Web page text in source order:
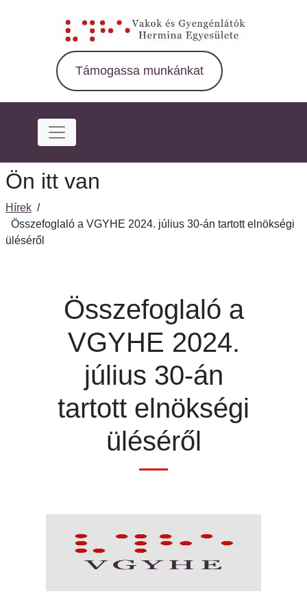
Támogassa munkánkat
Ön itt van
Hírek /
Összefoglaló a VGYHE 2024. július 30-án tartott elnökségi
üléséről
Összefoglaló a
VGYHE 2024.
július 30-án
tartott elnökségi
üléséről